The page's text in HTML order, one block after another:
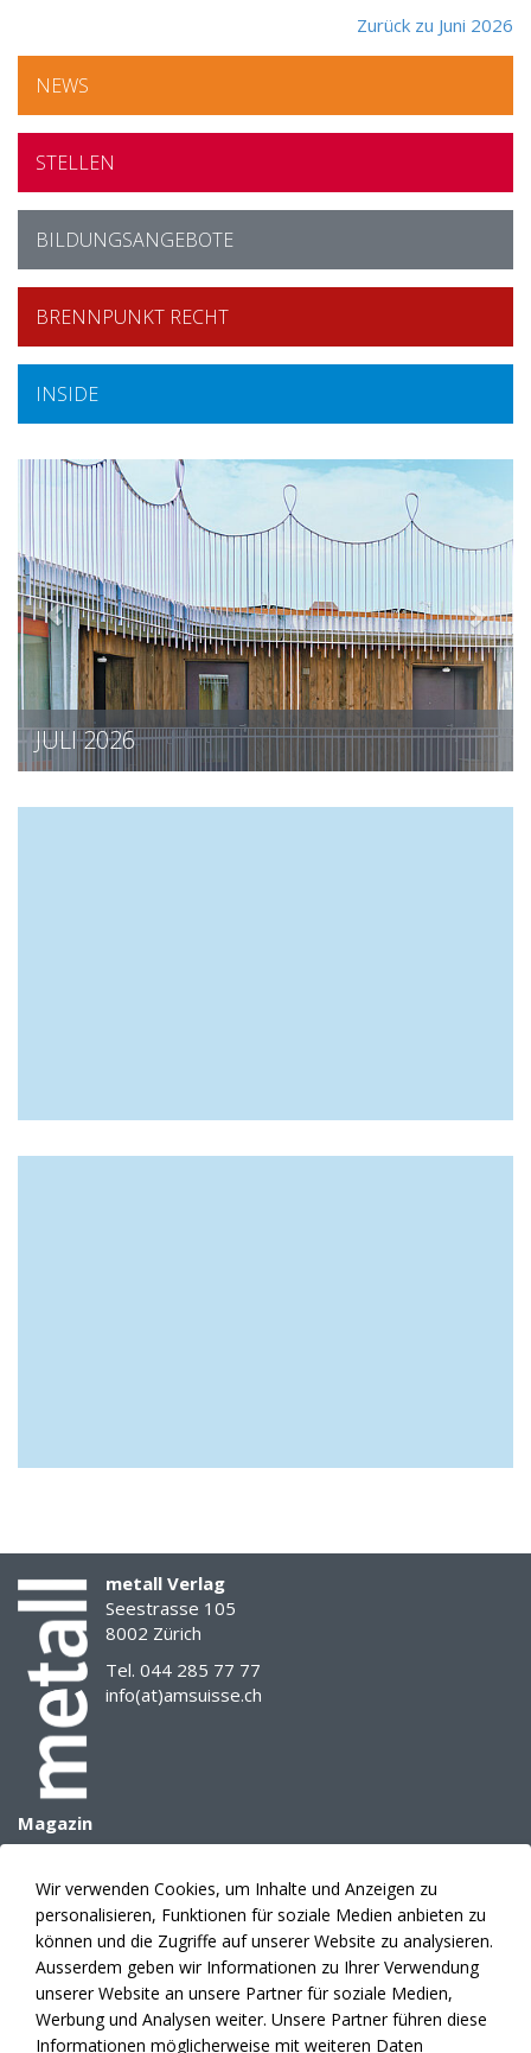
Zurück zu Juni 2026
NEWS
STELLEN
BILDUNGSANGEBOTE
BRENNPUNKT RECHT
INSIDE
JULI 2026
metall Verlag
Seestrasse 105
8002 Zürich
Tel. 044 285 77 77
info(at)amsuisse.ch
Magazin
Archiv
E-Paper
Mediadaten
Themenplanung
Anzeigen
Verlag
Abonnement
Wir verwenden Cookies, um Inhalte und Anzeigen zu
personalisieren, Funktionen für soziale Medien anbieten zu
können und die Zugriffe auf unserer Website zu analysieren.
Ausserdem geben wir Informationen zu Ihrer Verwendung
unserer Website an unsere Partner für soziale Medien,
Werbung und Analysen weiter. Unsere Partner führen diese
Informationen möglicherweise mit weiteren Daten